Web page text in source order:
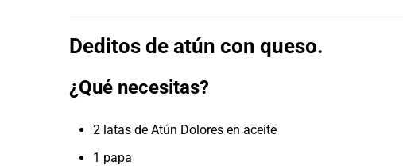
Deditos de atún con queso.
¿Qué necesitas?
2 latas de Atún Dolores en aceite
1 papa